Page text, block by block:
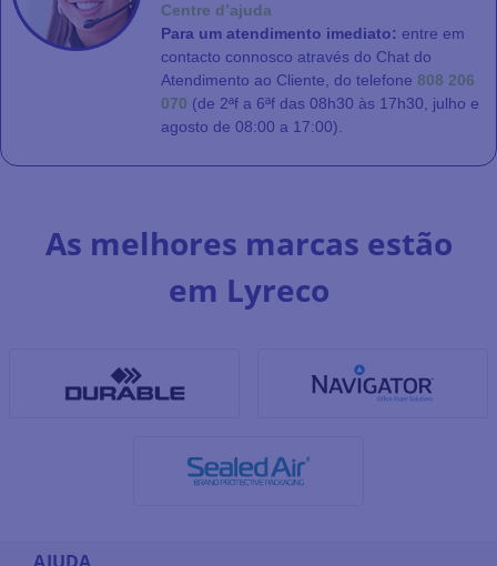
Centre d’ajuda
Para um atendimento imediato: entre em
contacto connosco através do Chat do
Atendimento ao Cliente, do telefone 808 206
070 (de 2ªf a 6ªf das 08h30 às 17h30, julho e
agosto de 08:00 a 17:00).
As melhores marcas estão
em Lyreco